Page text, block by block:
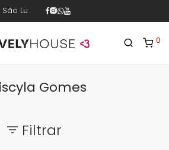
Luís 187 . sala 30 . 1º piso . República .
0
Gomes
Filtrar